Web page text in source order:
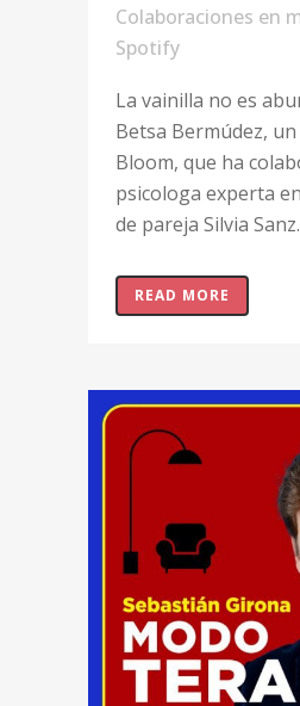
Colaboraciones en
Spotify
La vainilla no es
Betsa Bermúdez,
Bloom, que ha
psicologa experta
de pareja Silvia
READ MORE